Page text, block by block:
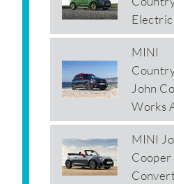
Electric
MINI
John
Works
MINI